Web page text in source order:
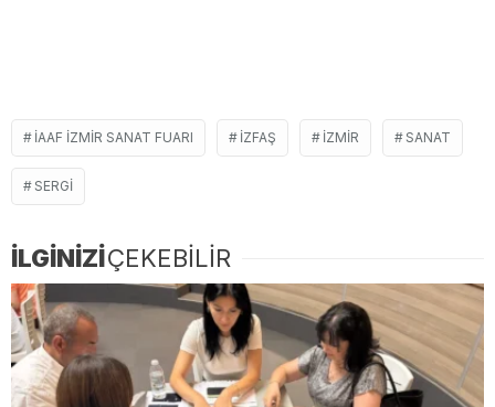
İAAF İZMIR SANAT FUARI IZFAŞ IZMIR SANAT
SERGI
İLGİNİZİÇEKEBİLİR